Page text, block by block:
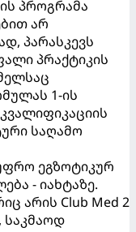
პროგრამა
არ
პარასკევს
პრაქტიკის
1-ის
საღამო
ეგზოტიკურ
- იახტაზე.
არის Club Med 2
საკმაოდ